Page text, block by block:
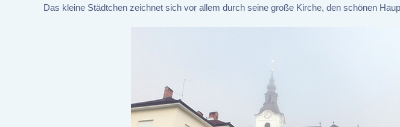
Das kleine Städtchen zeichnet sich vor allem durch seine große Kirche, den schönen